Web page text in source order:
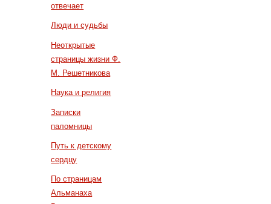
отвечает
Люди и судьбы
Неоткрытые
страницы жизни Ф.
М. Решетникова
Наука и религия
Записки
паломницы
Путь к детскому
сердцу
По страницам
Альманаха